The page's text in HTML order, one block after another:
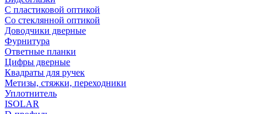
С пластиковой оптикой
Со стеклянной оптикой
Доводчики дверные
Фурнитура
Ответные планки
Цифры дверные
Квадраты для ручек
Метизы, стяжки, переходники
Уплотнитель
ISOLAR